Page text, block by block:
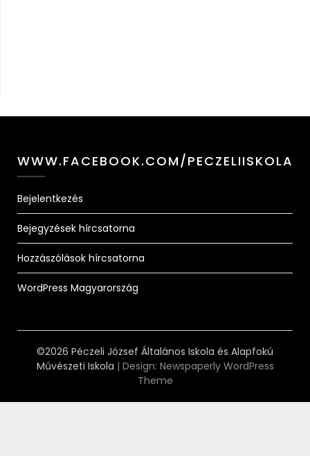
WWW.FACEBOOK.COM/PECZELIISKOLA
Bejelentkezés
Bejegyzések hírcsatorna
Hozzászólások hírcsatorna
WordPress Magyarország
©2026 Péczeli József Általános Iskola és Alapfokú
Művészeti Iskola | Design: Newspaperly WordPress
Theme